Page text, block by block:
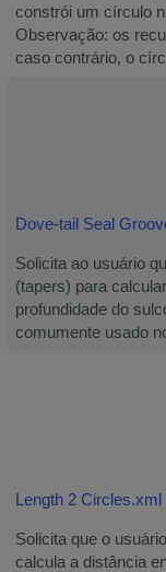
constrói um círculo
Observação: os
caso contrário, o
Dove-tail Seal
Solicita ao usuário
(tapers) para
profundidade do
comumente usado
Length 2 Circles.xml
Solicita que o
calcula a distância